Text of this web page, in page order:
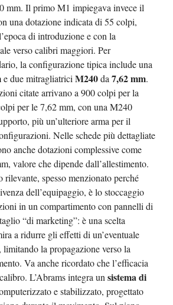
mm. Il primo M1 impiegava invece il
una dotazione indicata di 55 colpi,
di introduzione e con la
verso calibri maggiori. Per
la configurazione tipica include una
e due mitragliatrici M240da 7,62 mm.
citate arrivano a 900 colpi per la
per le 7,62 mm, con una M240
più un’ulteriore arma per il
Nelle schede più dettagliate
anche dotazioni complessive come
valore che dipende dall’allestimento.
rilevante, spesso menzionato perché
dell’equipaggio, è lo stoccaggio
in un compartimento con pannelli di
“di marketing”: è una scelta
a ridurre gli effetti di un’eventuale
la propagazione verso la
Va anche ricordato che l’efficacia
L’Abrams integra un sistema di
e stabilizzato, progettato